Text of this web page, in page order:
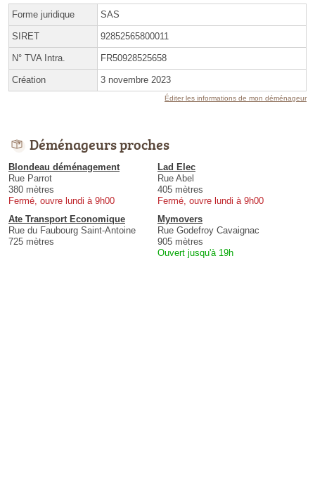
Forme juridique SAS
SIRET 92852565800011
N° TVA Intra. FR50928525658
Création 3 novembre 2023
Éditer les informations de mon déménageur
Déménageurs proches
Blondeau déménagement
Rue Parrot
380 mètres
Fermé, ouvre lundi à 9h00
Lad Elec
Rue Abel
405 mètres
Fermé, ouvre lundi à 9h00
Ate Transport Economique
Rue du Faubourg Saint-Antoine
725 mètres
Mymovers
Rue Godefroy Cavaignac
905 mètres
Ouvert jusqu'à 19h